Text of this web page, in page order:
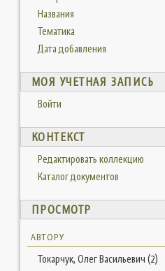
Названия
Тематика
Дата добавления
МОЯ УЧЕТНАЯ ЗАПИСЬ
Войти
КОНТЕКСТ
Редактировать коллекцию
Каталог документов
ПРОСМОТР
АВТОРУ
Токарчук, Олег Васильевич (2)